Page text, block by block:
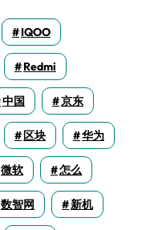
IQOO
Redmi
中国 京东
区块 华为
微软 怎么
数智网 新机